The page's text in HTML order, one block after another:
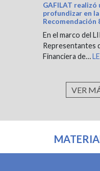
GAFILAT realizó
profundizar en
Recomendación
En el marco del
Representantes
Financiera de…
VER